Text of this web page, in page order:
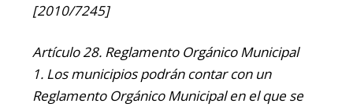
[2010/7245]
Artículo 28. Reglamento Orgánico Municipal
1. Los municipios podrán contar con un
Reglamento Orgánico Municipal en el que se